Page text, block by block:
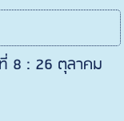
ที่ 8 : 26 ตุลาคม